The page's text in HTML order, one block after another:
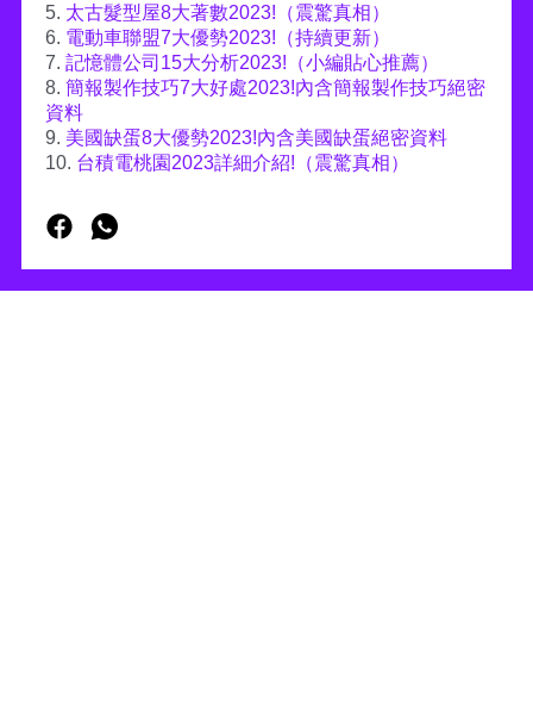
5. 太古髮型屋8大著數2023!（震驚真相）
6. 電動車聯盟7大優勢2023!（持續更新）
7. 記憶體公司15大分析2023!（小編貼心推薦）
8. 簡報製作技巧7大好處2023!內含簡報製作技巧絕密
資料
9. 美國缺蛋8大優勢2023!內含美國缺蛋絕密資料
10. 台積電桃園2023詳細介紹!（震驚真相）